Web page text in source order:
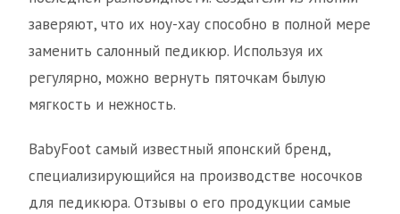
заверяют, что их ноу-хау способно в полной мере
заменить салонный педикюр. Используя их
регулярно, можно вернуть пяточкам былую
мягкость и нежность.
BabyFoot самый известный японский бренд,
специализирующийся на производстве носочков
для педикюра. Отзывы о его продукции самые